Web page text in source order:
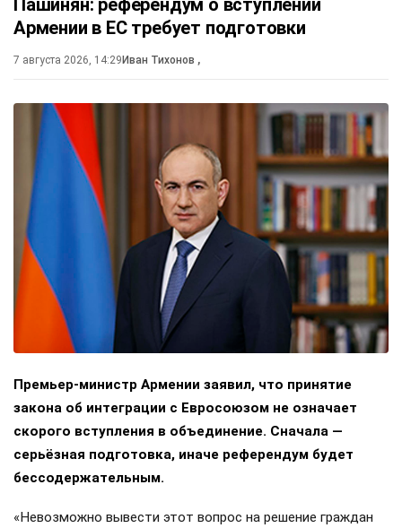
Пашинян: референдум о вступлении
Армении в ЕС требует подготовки
7 августа 2026, 14:29 Иван Тихонов ,
Премьер-министр Армении заявил, что принятие
закона об интеграции с Евросоюзом не означает
скорого вступления в объединение. Сначала —
серьёзная подготовка, иначе референдум будет
бессодержательным.
«Невозможно вывести этот вопрос на решение граждан